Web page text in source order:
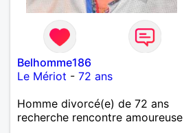
Belhomme186
Le Mériot - 72 ans
Homme divorcé(e) de 72 ans
recherche rencontre amoureuse